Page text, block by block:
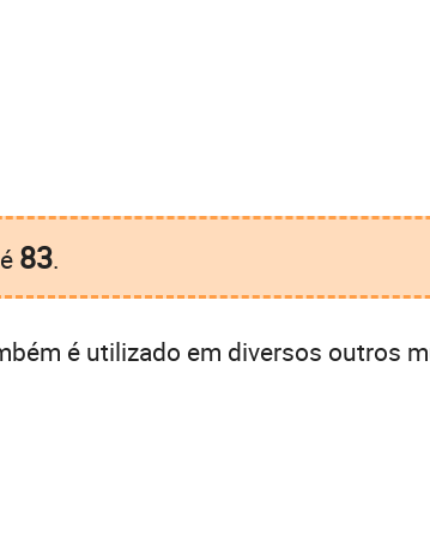
83.
é utilizado em diversos outros